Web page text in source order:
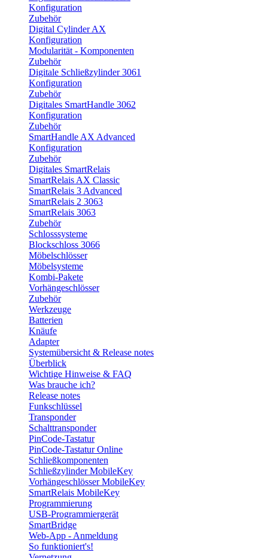
Konfiguration
Zubehör
Digital Cylinder AX
Konfiguration
Modularität - Komponenten
Zubehör
Digitale Schließzylinder 3061
Konfiguration
Zubehör
Digitales SmartHandle 3062
Konfiguration
Zubehör
SmartHandle AX Advanced
Konfiguration
Zubehör
Digitales SmartRelais
SmartRelais AX Classic
SmartRelais 3 Advanced
SmartRelais 2 3063
SmartRelais 3063
Zubehör
Schlosssysteme
Blockschloss 3066
Möbelschlösser
Möbelsysteme
Kombi-Pakete
Vorhängeschlösser
Zubehör
Werkzeuge
Batterien
Knäufe
Adapter
Systemübersicht & Release notes
Überblick
Wichtige Hinweise & FAQ
Was brauche ich?
Release notes
Funkschlüssel
Transponder
Schalttransponder
PinCode-Tastatur
PinCode-Tastatur Online
Schließkomponenten
Schließzylinder MobileKey
Vorhängeschlösser MobileKey
SmartRelais MobileKey
Programmierung
USB-Programmiergerät
SmartBridge
Web-App - Anmeldung
So funktioniert's!